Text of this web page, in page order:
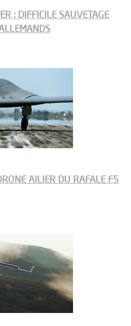
: DIFFICILE SAUVETAGE
AILIER DU RAFALE F5